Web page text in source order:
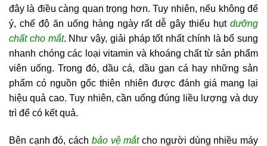
đây là điều càng quan trọng hơn. Tuy nhiên, nếu không để
ý, chế độ ăn uống hàng ngày rất dễ gây thiếu hụt dưỡng
chất cho mắt. Như vậy, giải pháp tốt nhất chính là bổ sung
nhanh chóng các loại vitamin và khoáng chất từ sản phẩm
viên uống. Trong đó, dầu cá, dầu gan cá hay những sản
phẩm có nguồn gốc thiên nhiên được đánh giá mang lại
hiệu quả cao. Tuy nhiên, cần uống đúng liều lượng và duy
trì để có kết quả.
Bên cạnh đó, cách bảo vệ mắtcho người dùng nhiều máy